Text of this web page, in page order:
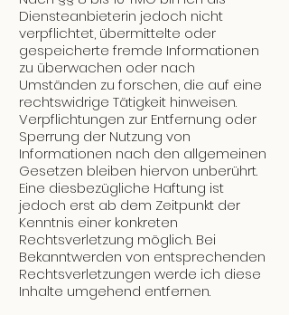
Diensteanbieterin jedoch nicht
verpflichtet, übermittelte oder
gespeicherte fremde Informationen
zu überwachen oder nach
Umständen zu forschen, die auf eine
rechtswidrige Tätigkeit hinweisen.
Verpflichtungen zur Entfernung oder
Sperrung der Nutzung von
Informationen nach den allgemeinen
Gesetzen bleiben hiervon unberührt.
Eine diesbezügliche Haftung ist
jedoch erst ab dem Zeitpunkt der
Kenntnis einer konkreten
Rechtsverletzung möglich. Bei
Bekanntwerden von entsprechenden
Rechtsverletzungen werde ich diese
Inhalte umgehend entfernen.